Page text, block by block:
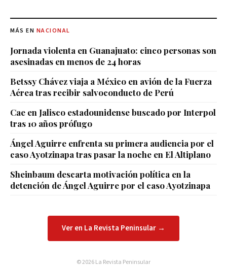
MÁS EN NACIONAL
Jornada violenta en Guanajuato: cinco personas son
asesinadas en menos de 24 horas
Betssy Chávez viaja a México en avión de la Fuerza
Aérea tras recibir salvoconducto de Perú
Cae en Jalisco estadounidense buscado por Interpol
tras 10 años prófugo
Ángel Aguirre enfrenta su primera audiencia por el
caso Ayotzinapa tras pasar la noche en El Altiplano
Sheinbaum descarta motivación política en la
detención de Ángel Aguirre por el caso Ayotzinapa
Ver en La Revista Peninsular →
© 2026 La Revista Peninsular